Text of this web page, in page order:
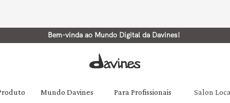
Bem-vinda ao Mundo Digital da Davines!
Mundo Davines Para Profissionais Salon